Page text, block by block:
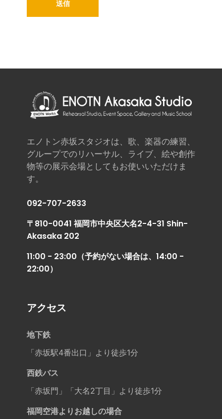
エノトン赤坂スタジオは、歌、楽器の練習、
グループでのリハーサル、ライブ、絵や創作
物等の展示会場としてもお使いいただけま
す。
092-707-2633
〒810-0041 福岡市中央区大名2-4-31 Shin-
Akasaka 202
11:00 - 23:00（予約がない場合は、14:00 -
22:00）
アクセス
地下鉄
「赤坂駅4番出口」より徒歩1分
西鉄バス
「赤坂門」「大名2丁目」より徒歩1分
福岡空港よりお越しの場合